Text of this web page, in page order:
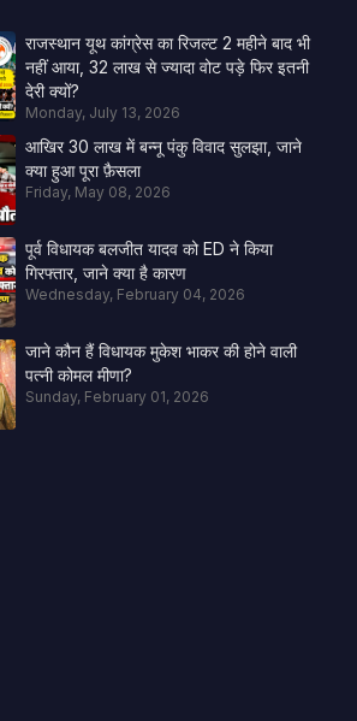
राजस्थान यूथ कांग्रेस का रिजल्ट 2 महीने बाद भी
नहीं आया, 32 लाख से ज्यादा वोट पड़े फिर इतनी
देरी क्यों?
Monday, July 13, 2026
आखिर 30 लाख में बन्नू पंकु विवाद सुलझा, जाने
क्या हुआ पूरा फ़ैसला
Friday, May 08, 2026
पूर्व विधायक बलजीत यादव को ED ने किया
गिरफ्तार, जाने क्या है कारण
Wednesday, February 04, 2026
जाने कौन हैं विधायक मुकेश भाकर की होने वाली
पत्नी कोमल मीणा?
Sunday, February 01, 2026